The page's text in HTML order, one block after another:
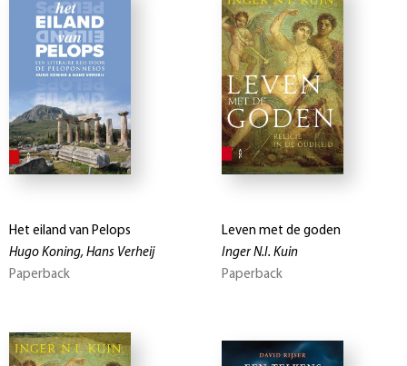
Het eiland van Pelops
Hugo Koning, Hans Verheij
Paperback
Leven met de goden
Inger N.I. Kuin
Paperback